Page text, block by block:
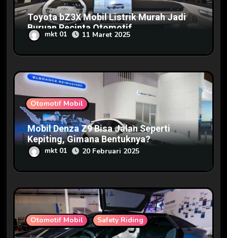
Toyota bZ3X Mobil Listrik Murah Jadi
Buruan Pecinta Otomotif
mkt 01 11 Maret 2025
Otomotif Mobil
Mobil Denza Z9 Bisa Jalan Seperti
Kepiting, Gimana Bentuknya?
mkt 01 20 Februari 2025
Otomotif Mobil Safety Riding